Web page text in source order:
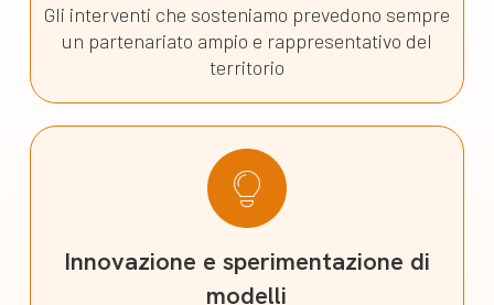
Gli interventi che sosteniamo prevedono sempre
un partenariato ampio e rappresentativo del
territorio
Innovazione e sperimentazione di
modelli